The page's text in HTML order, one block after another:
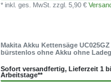
* inkl. ges. MwSt.zzgl. 5,90 €
Makita Akku Kettensäge UC025GZ
bürstenlos ohne Akku ohne
Sofort versandfertig, Lieferzeit 1
Arbeitstage**